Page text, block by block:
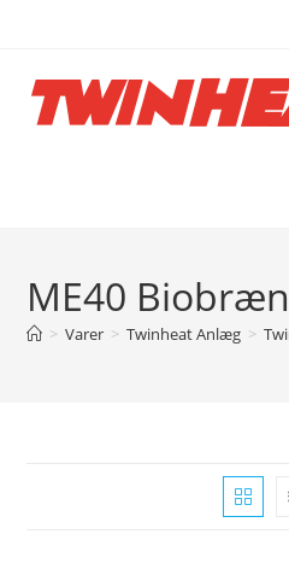
content
ME40
> Varer > Twinheat Anlæg >